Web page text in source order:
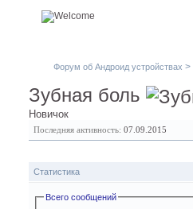
Форум об Андроид устройствах >
Зубная боль
Новичок
Последняя активность: 07.09.2015
Статистика
Всего сообщений